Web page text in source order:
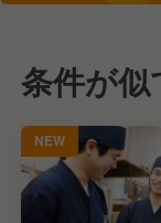
条件が
NEW